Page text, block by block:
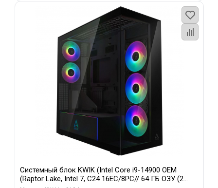
Системный блок KWIK (Intel Core i9-14900 OEM
(Raptor Lake, Intel 7, C24 16EC/8PC// 64 ГБ ОЗУ (2